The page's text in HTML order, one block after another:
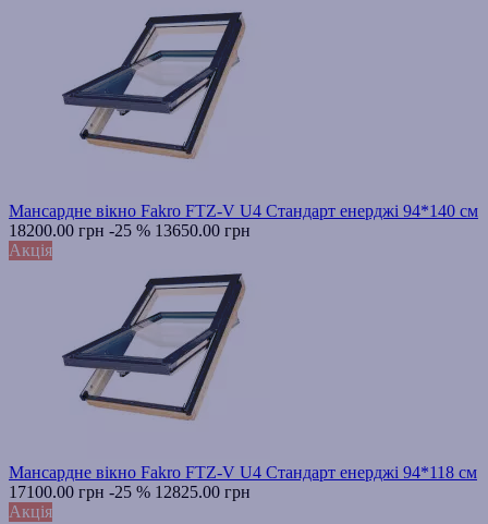
Мансардне вікно Fakro FTZ-V U4 Стандарт енерджі 94*140 см
18200.00 грн -25 % 13650.00 грн
Акція
Мансардне вікно Fakro FTZ-V U4 Стандарт енерджі 94*118 см
17100.00 грн -25 % 12825.00 грн
Акція